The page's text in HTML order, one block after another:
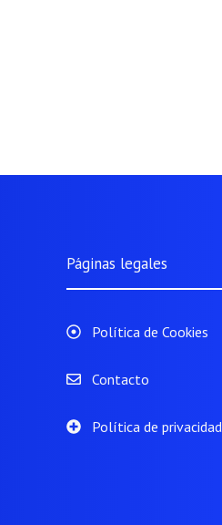
Páginas legales
Política de Cookies
Contacto
Política de privacidad